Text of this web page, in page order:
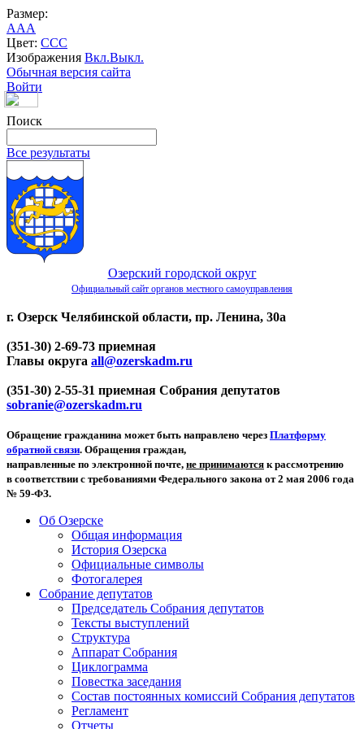
Размер:
AAA
Цвет: CCC
Изображения Вкл.Выкл.
Обычная версия сайта
Войти
Поиск
Все результаты
Озерский городской округ
Официальный сайт органов местного самоуправления
г. Озерск Челябинской области, пр. Ленина, 30а
(351-30) 2-69-73 приемная
Главы округа all@ozerskadm.ru
(351-30) 2-55-31 приемная Собрания депутатов
sobranie@ozerskadm.ru
Обращение гражданина может быть направлено через Платформу
обратной связи. Обращения граждан,
направленные по электронной почте, не принимаются к рассмотрению
в соответствии с требованиями Федерального закона от 2 мая 2006 года
№ 59-ФЗ.
Об Озерске
Общая информация
История Озерска
Официальные символы
Фотогалерея
Собрание депутатов
Председатель Собрания депутатов
Тексты выступлений
Структура
Аппарат Собрания
Циклограмма
Повестка заседания
Состав постоянных комиссий Собрания депутатов
Регламент
Отчеты